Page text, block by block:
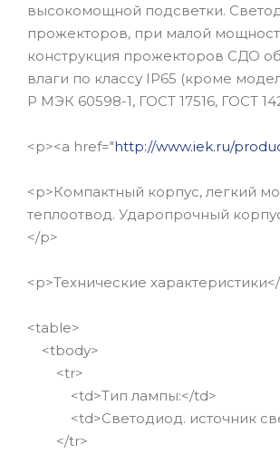
высокомощной подсветки.
прожекторов, при малой
конструкция прожекторов СДО
влаги по классу IP65 (кроме
Р МЭК 60598-1, ГОСТ 17516, ГОСТ
<p><a href="http://www.iek.ru/
<p>Компактный корпус, легкий
теплоотвод. Ударопрочный
</p>
<p>Технические
<table>
<tbody>
<tr>
<td>Тип лампы:</td>
<td>Светодиод. источник
</tr>